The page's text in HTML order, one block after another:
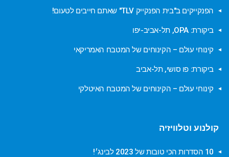
הפנקייקים ב"בית הפנקייק TLV" שאתם חייבים לטעום!
ביקורת: OPA, תל-אביב-יפו
קינוחי עולם – הקינוחים של המטבח האמריקאי
ביקורת: פו סושי, תל-אביב
קינוחי עולם – הקינוחים של המטבח האיטלקי
קולנוע וטלוויזיה
10 הסדרות הכי טובות של 2023 לבינג׳!